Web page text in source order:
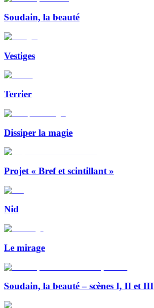
Soudain, la beauté
Vestiges
Terrier
Dissiper la magie
Projet « Bref et scintillant »
Nid
Le mirage
Soudain, la beauté – scènes I, II et III